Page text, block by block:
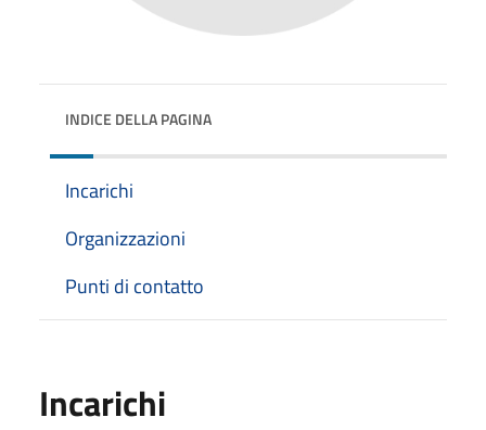
INDICE DELLA PAGINA
Incarichi
Organizzazioni
Punti di contatto
Incarichi